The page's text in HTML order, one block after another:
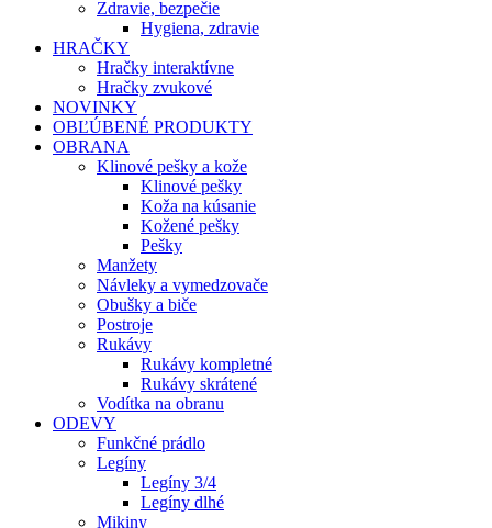
Zdravie, bezpečie
Hygiena, zdravie
HRAČKY
Hračky interaktívne
Hračky zvukové
NOVINKY
OBĽÚBENÉ PRODUKTY
OBRANA
Klinové pešky a kože
Klinové pešky
Koža na kúsanie
Kožené pešky
Pešky
Manžety
Návleky a vymedzovače
Obušky a biče
Postroje
Rukávy
Rukávy kompletné
Rukávy skrátené
Vodítka na obranu
ODEVY
Funkčné prádlo
Legíny
Legíny 3/4
Legíny dlhé
Mikiny